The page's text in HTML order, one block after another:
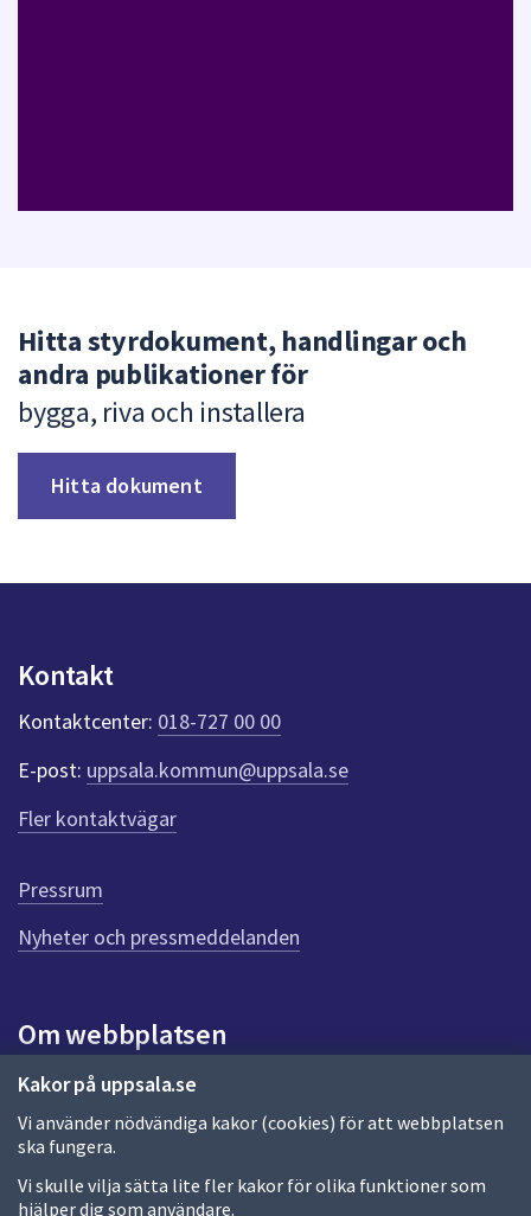
Kakor på uppsala.se
Vi använder nödvändiga kakor (cookies) för att webbplatsen
ska fungera.
Vi skulle vilja sätta lite fler kakor för olika funktioner som
hjälper dig som användare.
Hitta styrdokument, handlingar och
andra publikationer för
bygga, riva och installera
Hitta dokument
Kontakt
Kontaktcenter: 018-727 00 00
E-post: uppsala.kommun@uppsala.se
Fler kontaktvägar
Pressrum
Nyheter och pressmeddelanden
Om webbplatsen
Om webbplatsen
Allmänna handlingar och diarium
Behandling av personuppgifter